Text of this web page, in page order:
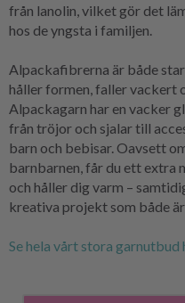
från lanolin, vilket gör det
hos de yngsta i familjen.
Alpackafibrerna är både
håller formen, faller vackert
Alpackagarn har en vacker
från tröjor och sjalar till
barn och bebisar. Oavsett
barnbarnen, får du ett
och håller dig varm –
kreativa projekt som både
Se hela vårt stora garnutbud